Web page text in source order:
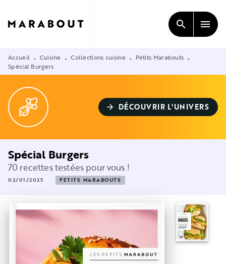
CONTENU
search menu
Accueil • Cuisine • Collections cuisine • Petits Marabouts •
Spécial Burgers
arrow_forward DÉCOUVRIR L'UNIVERS
Spécial Burgers
70 recettes testées pour vous !
02/01/2025 PETITS MARABOUTS